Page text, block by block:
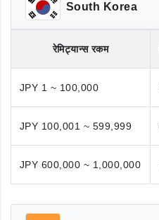
South Korea
रेमिट्यान्स रकम
JPY 1 ~ 100,000
JPY 100,001 ~ 599,999
JPY 600,000 ~ 1,000,000